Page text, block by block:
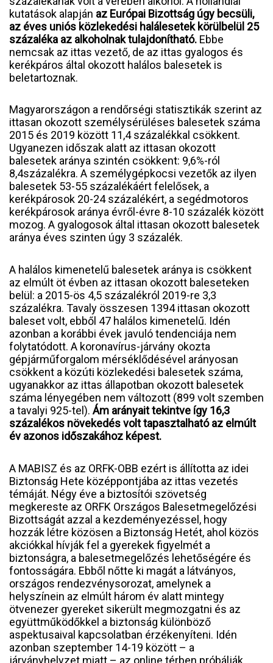
kutatások alapján az Európai Bizottság úgy becsüli,
az éves uniós közlekedési halálesetek körülbelül 25
százaléka az alkoholnak tulajdonítható. Ebbe
nemcsak az ittas vezető, de az ittas gyalogos és
kerékpáros által okozott halálos balesetek is
beletartoznak.
Magyarországon a rendőrségi statisztikák szerint az
ittasan okozott személysérüléses balesetek száma
2015 és 2019 között 11,4 százalékkal csökkent.
Ugyanezen időszak alatt az ittasan okozott
balesetek aránya szintén csökkent: 9,6%-ról
8,4százalékra. A személygépkocsi vezetők az ilyen
balesetek 53-55 százalékáért felelősek, a
kerékpárosok 20-24 százalékért, a segédmotoros
kerékpárosok aránya évről-évre 8-10 százalék között
mozog. A gyalogosok által ittasan okozott balesetek
aránya éves szinten úgy 3 százalék.
A halálos kimenetelű balesetek aránya is csökkent
az elmúlt öt évben az ittasan okozott baleseteken
belül: a 2015-ös 4,5 százalékról 2019-re 3,3
százalékra. Tavaly összesen 1394 ittasan okozott
baleset volt, ebből 47 halálos kimenetelű. Idén
azonban a korábbi évek javuló tendenciája nem
folytatódott. A koronavírus-járvány okozta
gépjárműforgalom mérséklődésével arányosan
csökkent a közúti közlekedési balesetek száma,
ugyanakkor az ittas állapotban okozott balesetek
száma lényegében nem változott (899 volt szemben
a tavalyi 925-tel).Ám arányait tekintve így 16,3
százalékos növekedés volt tapasztalható az elmúlt
év azonos időszakához képest.
A MABISZ és az ORFK-OBB ezért is állította az idei
Biztonság Hete középpontjába az ittas vezetés
témáját. Négy éve a biztosítói szövetség
megkereste az ORFK Országos Balesetmegelőzési
Bizottságát azzal a kezdeményezéssel, hogy
hozzák létre közösen a Biztonság Hetét, ahol közös
akciókkal hívják fel a gyerekek figyelmét a
biztonságra, a balesetmegelőzés lehetőségére és
fontosságára. Ebből nőtte ki magát a látványos,
országos rendezvénysorozat, amelynek a
helyszínein az elmúlt három év alatt mintegy
ötvenezer gyereket sikerült megmozgatni és az
együttműködőkkel a biztonság különböző
aspektusaival kapcsolatban érzékenyíteni. Idén
azonban szeptember 14-19 között – a
járványhelyzet miatt – az online térben próbálják